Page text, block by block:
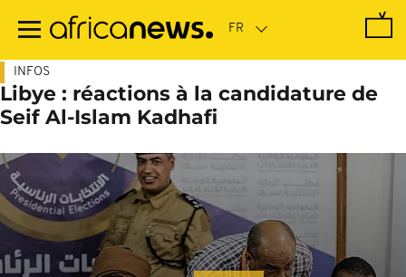
contenu
INFOS
Libye : réactions à la candidature de
Seif Al-Islam Kadhafi